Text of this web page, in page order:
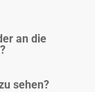
an die
sehen?